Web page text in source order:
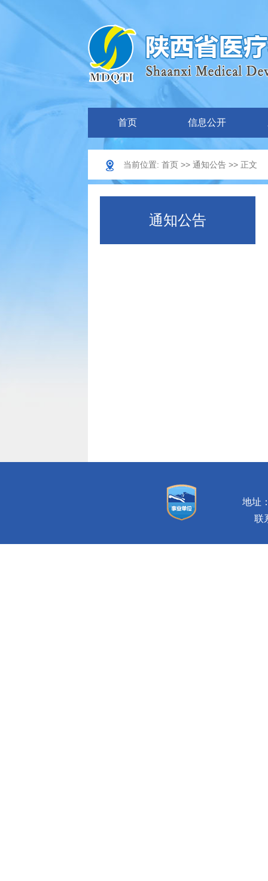
首页 信息公开
当前位置: 首页>> 通知公告>> 正文
通知公告
地址
联